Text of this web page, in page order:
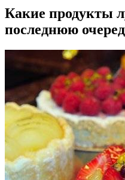
Какие продукты
последнюю